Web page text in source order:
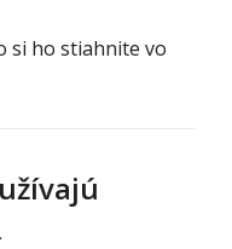
si ho stiahnite vo